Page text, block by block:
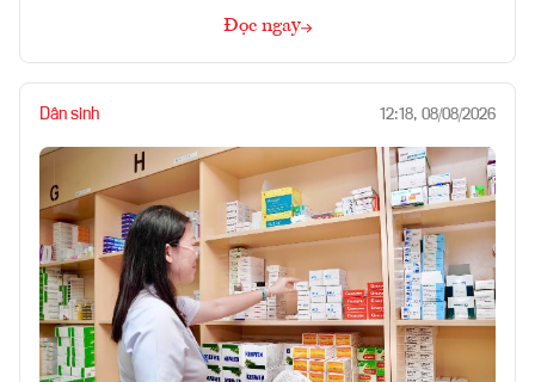
Đọc ngay
Dân sinh 12:18, 08/08/2026